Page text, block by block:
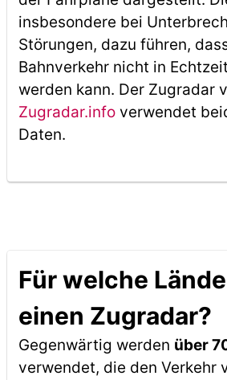
insbesondere bei
Störungen, dazu führen,
Bahnverkehr nicht in
werden kann. Der Zugradar
Zugradar.infoverwendet
Daten.
Für welche
einen Zugradar?
Gegenwärtig werden über
verwendet, die den Verkehr